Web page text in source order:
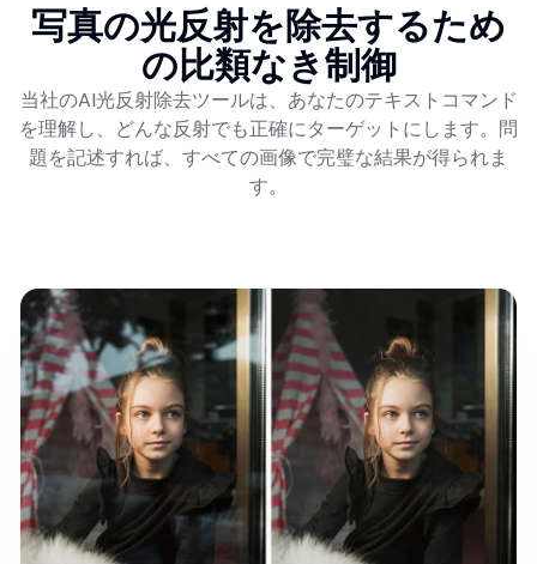
写真の光反射を除去するため
の比類なき制御
当社のAI光反射除去ツールは、あなたのテキストコマンド
を理解し、どんな反射でも正確にターゲットにします。問
題を記述すれば、すべての画像で完璧な結果が得られま
す。